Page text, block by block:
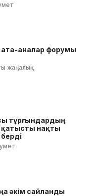
аналар форумы
жаңалық
тұрғындардың
қатысты нақты
әкім сайланды